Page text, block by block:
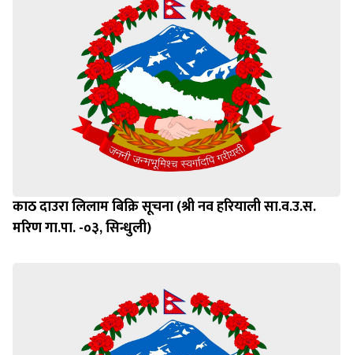
काठ दाउरा लिलाम बिक्रि सूचना (श्री नव हरियाली सा.व.उ.स.
मरिण गा.पा. -०३, सिन्धुली)